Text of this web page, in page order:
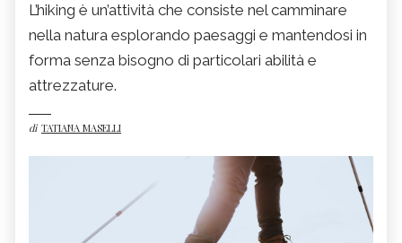
L’hiking è un’attività che consiste nel camminare
nella natura esplorando paesaggi e mantendosi in
forma senza bisogno di particolari abilità e
attrezzature.
di TATIANA MASELLI